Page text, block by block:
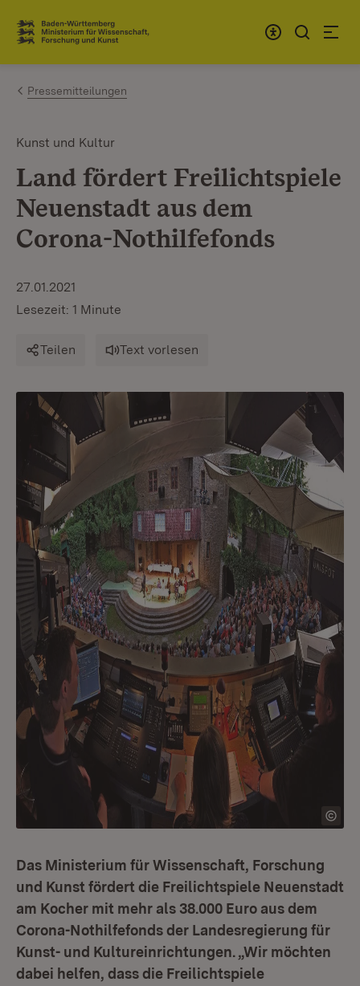
Zum Inhalt springen
Link zur Startseite
Pressemitteilungen
Kunst und Kultur
Land fördert Freilichtspiele
Neuenstadt aus dem
Corona-Nothilfefonds
27.01.2021
Lesezeit: 1 Minute
Teilen Text vorlesen
Das Ministerium für Wissenschaft, Forschung
und Kunst fördert die Freilichtspiele Neuenstadt
am Kocher mit mehr als 38.000 Euro aus dem
Corona-Nothilfefonds der Landesregierung für
Kunst- und Kultureinrichtungen. „Wir möchten
dabei helfen, dass die Freilichtspiele